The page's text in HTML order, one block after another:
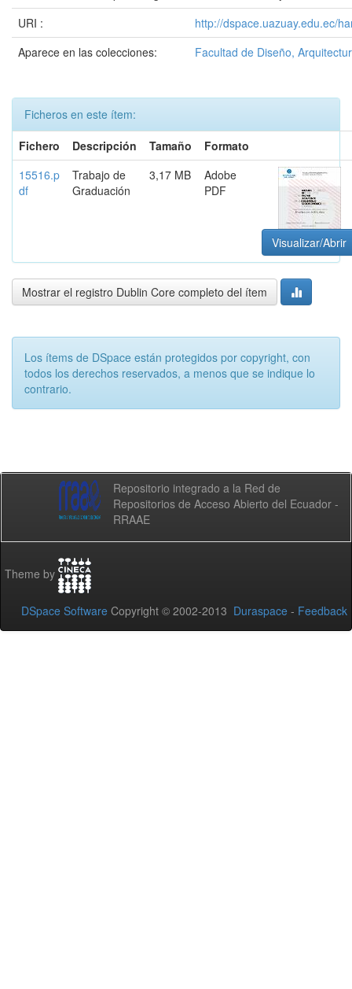
URI :
http://dspace.uazuay.edu.ec/
Aparece en las colecciones:
Facultad de Diseño,
Ficheros en este ítem:
Fichero
Descripción Tamaño
Formato
15516.p
df
Trabajo de
Graduación
3,17 MB
Adobe
PDF
Visualizar/Abrir
Mostrar el registro Dublin Core completo del ítem
Los ítems de DSpace están protegidos por copyright, con
todos los derechos reservados, a menos que se indique lo
contrario.
Repositorio integrado a la Red de
Repositorios de Acceso Abierto del Ecuador -
RRAAE
Theme by
DSpace Software Copyright © 2002-2013 Duraspace - Feedback